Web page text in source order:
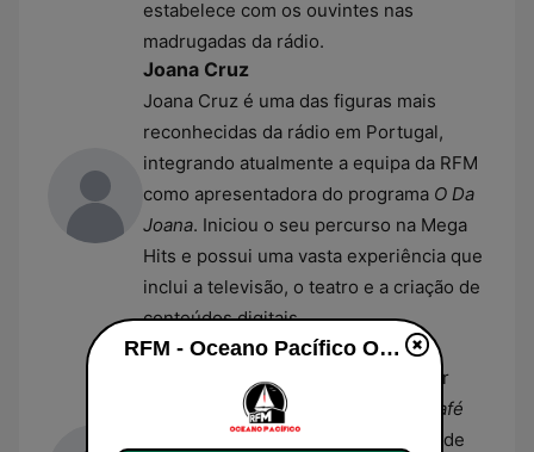
estabelece com os ouvintes nas
madrugadas da rádio.
Joana Cruz
Joana Cruz é uma das figuras mais
reconhecidas da rádio em Portugal,
integrando atualmente a equipa da RFM
como apresentadora do programa O Da
Joana. Iniciou o seu percurso na Mega
Hits e possui uma vasta experiência que
inclui a televisão, o teatro e a criação de
conteúdos digitais.
Pedro Fernandes
Pedro Fernandes é um comunicador
multifacetado que coapresenta o
Café
, o programa matinal líder de
RFM - Oceano Pacífico Online na żywo